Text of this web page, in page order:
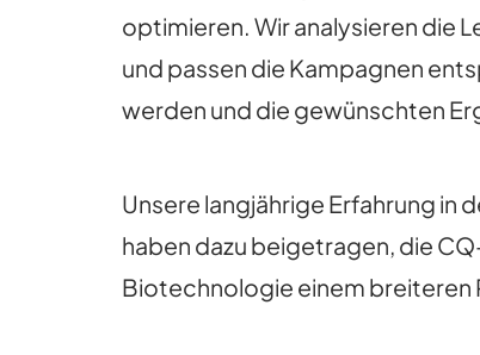
optimieren. Wir analysieren die
und passen die Kampagnen
werden und die gewünschten
Unsere langjährige Erfahrung in
haben dazu beigetragen, die
Biotechnologie einem breiteren